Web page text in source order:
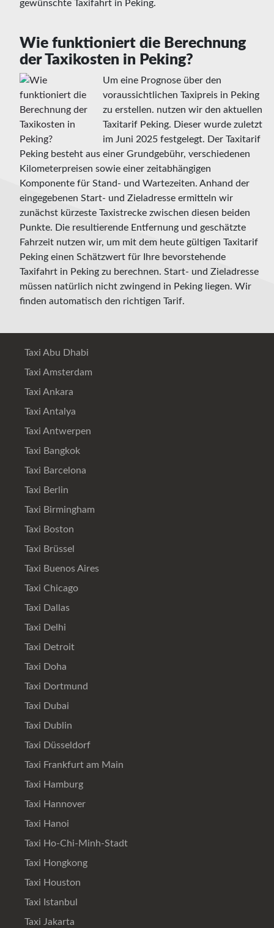
gewünschte Taxifahrt in Peking.
Wie funktioniert die Berechnung
der Taxikosten in Peking?
Um eine Prognose über den
voraussichtlichen Taxipreis in Peking
zu erstellen. nutzen wir den aktuellen
Taxitarif Peking. Dieser wurde zuletzt
im Juni 2025 festgelegt. Der Taxitarif
Peking besteht aus einer Grundgebühr, verschiedenen
Kilometerpreisen sowie einer zeitabhängigen
Komponente für Stand- und Wartezeiten. Anhand der
eingegebenen Start- und Zieladresse ermitteln wir
zunächst kürzeste Taxistrecke zwischen diesen beiden
Punkte. Die resultierende Entfernung und geschätzte
Fahrzeit nutzen wir, um mit dem heute gültigen Taxitarif
Peking einen Schätzwert für Ihre bevorstehende
Taxifahrt in Peking zu berechnen. Start- und Zieladresse
müssen natürlich nicht zwingend in Peking liegen. Wir
finden automatisch den richtigen Tarif.
Taxi Abu Dhabi
Taxi Amsterdam
Taxi Ankara
Taxi Antalya
Taxi Antwerpen
Taxi Bangkok
Taxi Barcelona
Taxi Berlin
Taxi Birmingham
Taxi Boston
Taxi Brüssel
Taxi Buenos Aires
Taxi Chicago
Taxi Dallas
Taxi Delhi
Taxi Detroit
Taxi Doha
Taxi Dortmund
Taxi Dubai
Taxi Dublin
Taxi Düsseldorf
Taxi Frankfurt am Main
Taxi Hamburg
Taxi Hannover
Taxi Hanoi
Taxi Ho-Chi-Minh-Stadt
Taxi Hongkong
Taxi Houston
Taxi Istanbul
Taxi Jakarta